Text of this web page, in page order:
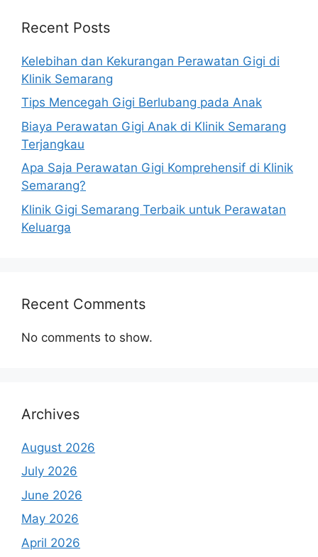
Recent Posts
Kelebihan dan Kekurangan Perawatan Gigi di
Klinik Semarang
Tips Mencegah Gigi Berlubang pada Anak
Biaya Perawatan Gigi Anak di Klinik Semarang
Terjangkau
Apa Saja Perawatan Gigi Komprehensif di Klinik
Semarang?
Klinik Gigi Semarang Terbaik untuk Perawatan
Keluarga
Recent Comments
No comments to show.
Archives
August 2026
July 2026
June 2026
May 2026
April 2026